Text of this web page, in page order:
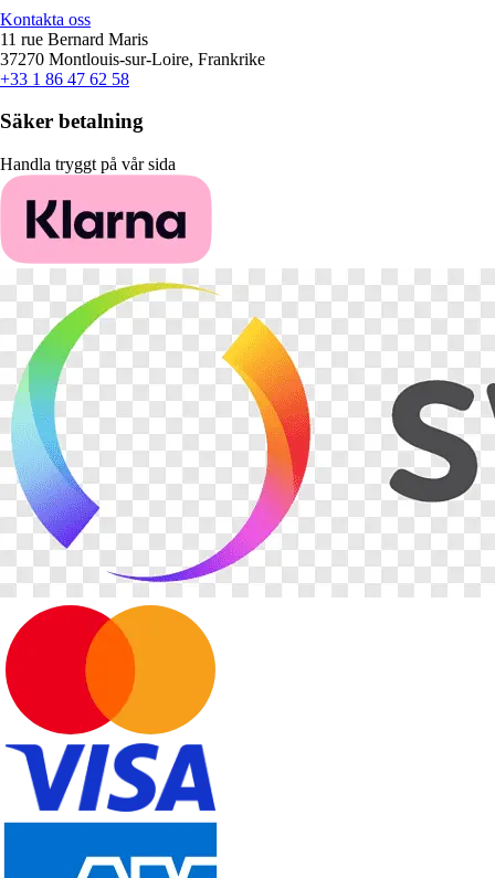
Kontakta oss
11 rue Bernard Maris
37270 Montlouis-sur-Loire, Frankrike
+33 1 86 47 62 58
Säker betalning
Handla tryggt på vår sida